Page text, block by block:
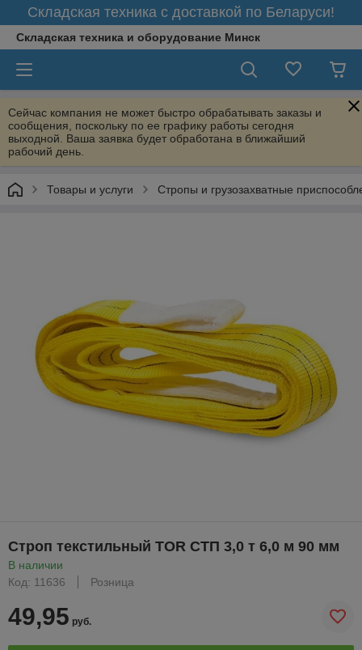
Складская техника с доставкой по Беларуси!
Складская техника и оборудование Минск
Сейчас компания не может быстро обрабатывать заказы и
сообщения, поскольку по ее графику работы сегодня
выходной. Ваша заявка будет обработана в ближайший
рабочий день.
Товары и услуги Стропы и грузозахватные
Строп текстильный TOR СТП 3,0 т 6,0 м 90 мм
В наличии
Код: 11636
Розница
49,95 руб.